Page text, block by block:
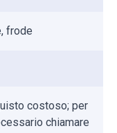
frode
costoso; per
chiamare